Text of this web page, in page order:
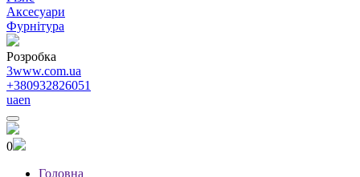
Аксесуари
Фурнітура
Розробка
3www.com.ua
+380932826051
uaen
0
Головна